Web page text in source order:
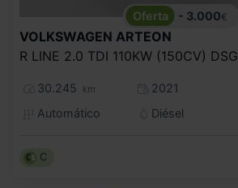
- 3.000€
VOLKSWAGEN ARTEON
R LINE 2.0 TDI 110KW (150CV) DSG
30.245 km
2021
Automático
Diésel
C